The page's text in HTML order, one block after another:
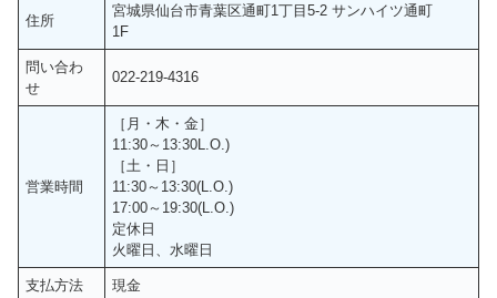
住所
宮城県仙台市青葉区通町1丁目5-2 サンハイツ通町
1F
問い合わ
せ
022-219-4316
営業時間
［月・木・金］
11:30～13:30L.O.)
［土・日］
11:30～13:30(L.O.)
17:00～19:30(L.O.)
定休日
火曜日、水曜日
支払方法 現金